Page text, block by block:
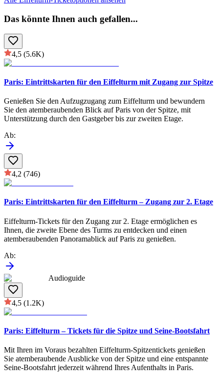
Das könnte Ihnen auch gefallen...
4,5 (5.6K)
Paris: Eintrittskarten für den Eiffelturm mit Zugang zur Spitze
Genießen Sie den Aufzugzugang zum Eiffelturm und bewundern
Sie den atemberaubenden Blick auf Paris von der Spitze, mit
Unterstützung durch den Gastgeber bis zur zweiten Etage.
Ab:
4,2 (746)
Paris: Eintrittskarten für den Eiffelturm – Zugang zur 2. Etage
Eiffelturm-Tickets für den Zugang zur 2. Etage ermöglichen es
Ihnen, die zweite Ebene des Turms zu entdecken und einen
atemberaubenden Panoramablick auf Paris zu genießen.
Ab:
Audioguide
4,5 (1.2K)
Paris: Eiffelturm – Tickets für die Spitze und Seine-Bootsfahrt
Mit Ihren im Voraus bezahlten Eiffelturm-Spitzentickets genießen
Sie atemberaubende Ausblicke von der Spitze und eine entspannte
Seine-Bootsfahrt jederzeit während Ihres Aufenthalts in Paris.